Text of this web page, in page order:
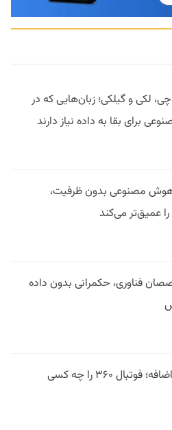
لکی و گیلکی؛ زبان‌هایی که در
برای بقا به داده نیاز دارند
مصنوعی بدون ظرفیت،
عمیق‌تر می‌کند
فناوری، حکمرانی بدون داده
فیلتر در وقت اضافه؛ فوتبال ۳۶۰ را چه کسی